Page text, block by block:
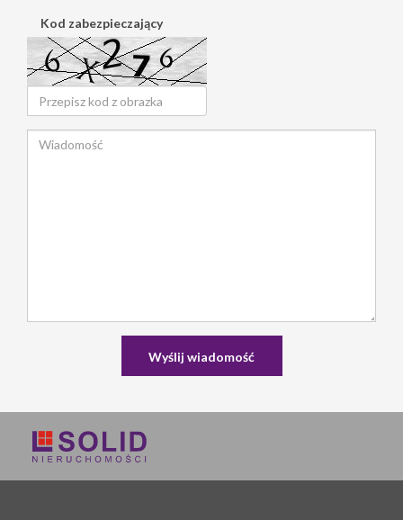
Kod zabezpieczający